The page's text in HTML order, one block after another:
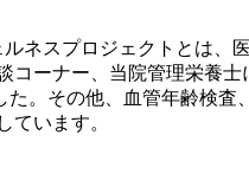
ネスプロジェクトとは、
ーナー、当院管理栄養士
。その他、血管年齢検査
ています。